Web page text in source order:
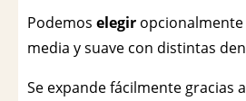
Podemoselegir
media y suave con distintas
Se expande fácilmente gracias